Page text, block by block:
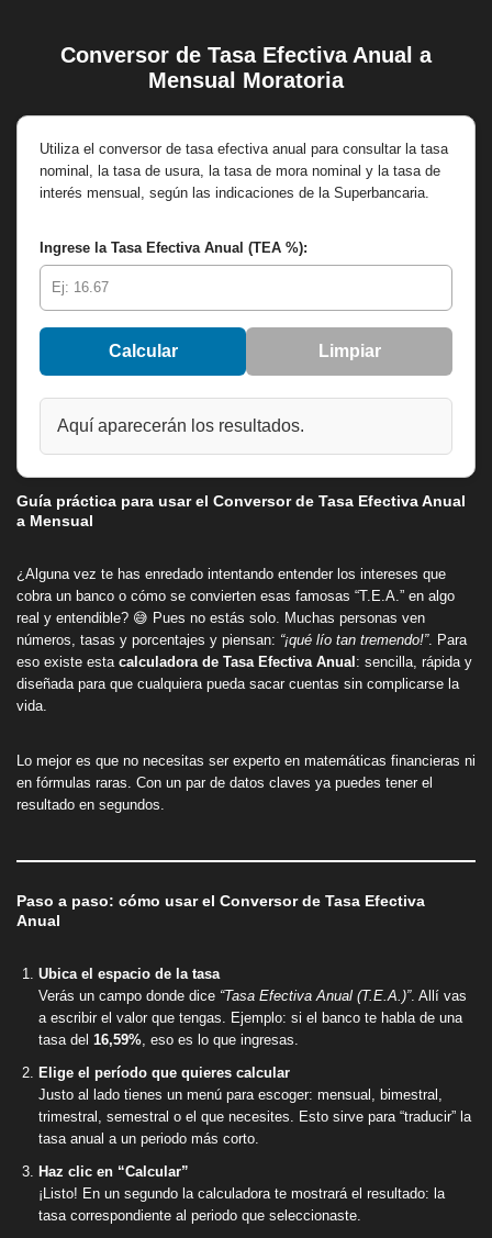
Conversor de Tasa Efectiva Anual a
Mensual Moratoria
Utiliza el conversor de tasa efectiva anual para consultar la tasa
nominal, la tasa de usura, la tasa de mora nominal y la tasa de
interés mensual, según las indicaciones de la Superbancaria.
Ingrese la Tasa Efectiva Anual (TEA %):
Calcular Limpiar
Aquí aparecerán los resultados.
Guía práctica para usar el Conversor de Tasa Efectiva Anual
a Mensual
¿Alguna vez te has enredado intentando entender los intereses que
cobra un banco o cómo se convierten esas famosas “T.E.A.” en algo
real y entendible? 😅 Pues no estás solo. Muchas personas ven
números, tasas y porcentajes y piensan: “¡qué lío tan tremendo!”. Para
eso existe esta calculadora de Tasa Efectiva Anual : sencilla, rápida y
diseñada para que cualquiera pueda sacar cuentas sin complicarse la
vida.
Lo mejor es que no necesitas ser experto en matemáticas financieras ni
en fórmulas raras. Con un par de datos claves ya puedes tener el
resultado en segundos.
Paso a paso: cómo usar el Conversor de Tasa Efectiva
Anual
Ubica el espacio de la tasa
Verás un campo donde dice “Tasa Efectiva Anual (T.E.A.)”. Allí vas
a escribir el valor que tengas. Ejemplo: si el banco te habla de una
tasa del 16,59% , eso es lo que ingresas.
Elige el período que quieres calcular
Justo al lado tienes un menú para escoger: mensual, bimestral,
trimestral, semestral o el que necesites. Esto sirve para “traducir” la
tasa anual a un periodo más corto.
Haz clic en “Calcular”
¡Listo! En un segundo la calculadora te mostrará el resultado: la
tasa correspondiente al periodo que seleccionaste.